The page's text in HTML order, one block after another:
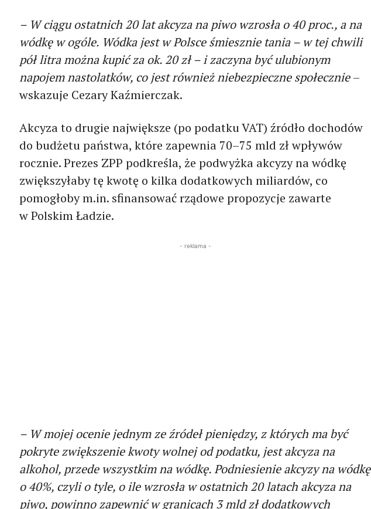
– W ciągu ostatnich 20 lat akcyza na piwo wzrosła o 40 proc., a na
wódkę w ogóle. Wódka jest w Polsce śmiesznie tania –w tej chwili
pół litra można kupić za ok. 20 zł –i zaczyna być ulubionym
napojem nastolatków, co jest również niebezpieczne społecznie–
wskazuje Cezary Kaźmierczak.
Akcyza to drugie największe (po podatku VAT) źródło dochodów
do budżetu państwa, które zapewnia 70–75 mld zł wpływów
rocznie. Prezes ZPP podkreśla, że podwyżka akcyzy na wódkę
zwiększyłaby tę kwotę o kilka dodatkowych miliardów, co
pomogłoby m.in. sfinansować rządowe propozycje zawarte
w Polskim Ładzie.
- reklama -
– W mojej ocenie jednym ze źródeł pieniędzy, z których ma być
pokryte zwiększenie kwoty wolnej od podatku, jest akcyza na
alkohol, przede wszystkim na wódkę. Podniesienie akcyzy na wódkę
o 40%, czyli o tyle, o ile wzrosła w ostatnich 20 latach akcyza na
piwo, powinno zapewnić w granicach 3 mld zł dodatkowych